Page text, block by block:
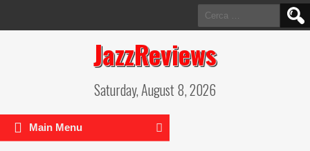
Ricerca
per:
JazzReviews
Saturday, August 8, 2026
Main Menu